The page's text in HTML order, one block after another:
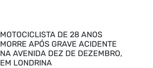
MOTOCICLISTA DE 28 ANOS
MORRE APÓS GRAVE ACIDENTE
NA AVENIDA DEZ DE DEZEMBRO,
EM LONDRINA